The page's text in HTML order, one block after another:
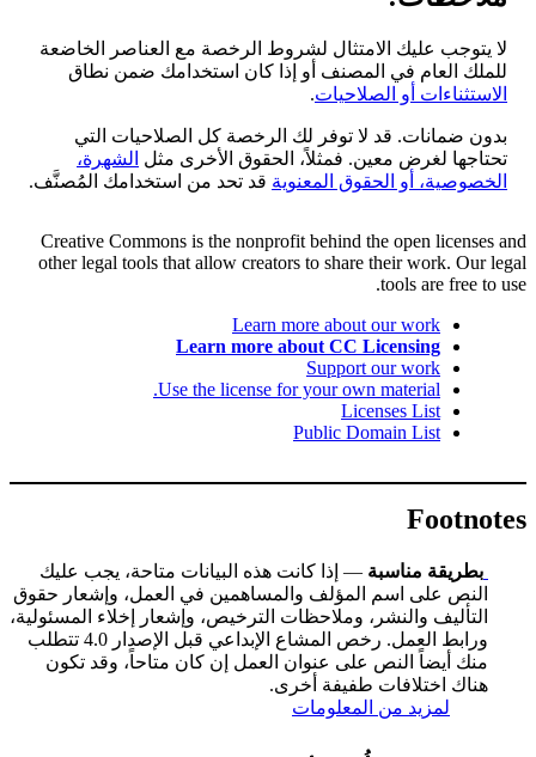
لا يتوجب عليك الامتثال لشروط الرخصة مع العناصر الخاضعة
للملك العام في المصنف أو إذا كان استخدامك ضمن نطاق
الاستثناءات أو الصلاحيات.
بدون ضمانات. قد لا توفر لك الرخصة كل الصلاحيات التي
تحتاجها لغرض معين. فمثلاً، الحقوق الأخرى مثل الشهرة،
الخصوصية، أو الحقوق المعنوية قد تحد من استخدامك المُصنَّف.
Creative Commons is the nonprofit behind the open licenses and
other legal tools that allow creators to share their work. Our legal
tools are free to use.
Learn more about our work
Learn more about CC Licensing
Support our work
Use the license for your own material.
Licenses List
Public Domain List
Footnotes
بطريقة مناسبة — إذا كانت هذه البيانات متاحة، يجب عليك
النص على اسم المؤلف والمساهمين في العمل، وإشعار حقوق
التأليف والنشر، وملاحظات الترخيص، وإشعار إخلاء المسئولية،
ورابط العمل. رخص المشاع الإبداعي قبل الإصدار 4.0 تتطلب
منك أيضاً النص على عنوان العمل إن كان متاحاً، وقد تكون
هناك اختلافات طفيفة أخرى.
لمزيد من المعلومات